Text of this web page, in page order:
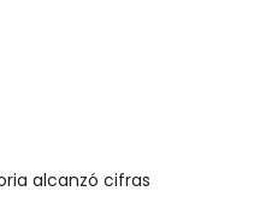
alcanzó cifras